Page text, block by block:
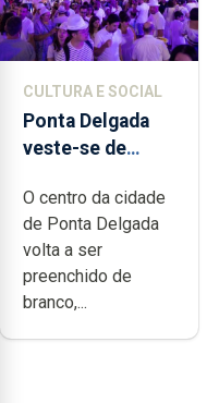
CULTURA E SOCIAL
Ponta Delgada
veste-se de
O centro da cidade
de Ponta Delgada
volta a ser
preenchido de
branco,...